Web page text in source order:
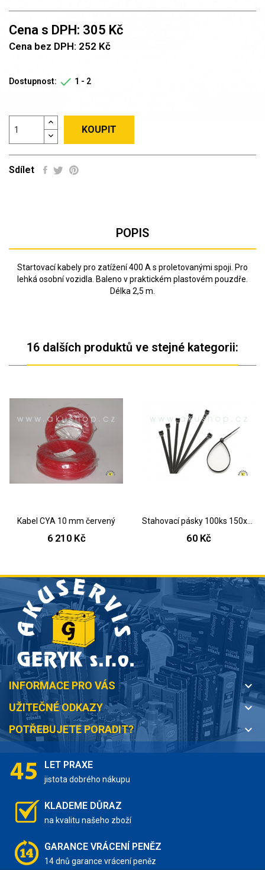
Cena s DPH: 305 Kč
Cena bez DPH: 252 Kč
Dostupnost:  1 - 2
KOUPIT
Sdílet
POPIS
Startovací kabely pro zatížení 400 A s proletovanými spoji. Pro
lehká osobní vozidla. Baleno v praktickém plastovém pouzdře.
Délka 2,5 m.
16 dalších produktů ve stejné kategorii:
Kabel CYA 10 mm červený
6 210 Kč
Stahovací pásky 100ks 150x3,6 mm
60 Kč
INFORMACE PRO VÁS keyboard_arrow_down
UŽITEČNÉ ODKAZY keyboard_arrow_down
POTŘEBUJETE PORADIT? keyboard_arrow_down
LET PRAXE
jistota dobrého nákupu
KLADEME DŮRAZ
na kvalitu našeho zboží
GARANCE VRÁCENÍ PENĚZ
14 dnů garance vrácení peněz